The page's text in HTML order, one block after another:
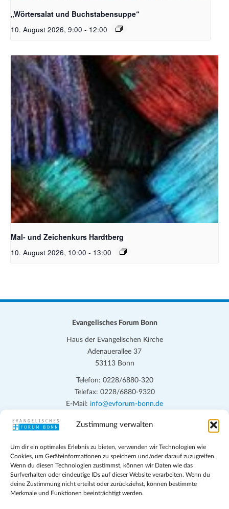
Zustimmung verwalten
Um dir ein optimales Erlebnis zu bieten, verwenden wir Technologien wie
Cookies, um Geräteinformationen zu speichern und/oder darauf zuzugreifen.
Wenn du diesen Technologien zustimmst, können wir Daten wie das
Surfverhalten oder eindeutige IDs auf dieser Website verarbeiten. Wenn du
deine Zustimmung nicht erteilst oder zurückziehst, können bestimmte
Merkmale und Funktionen beeinträchtigt werden.
„Wörtersalat und Buchstabensuppe“
10. August 2026, 9:00 - 12:00
Unsplash_RhondaK Native Florida Folk Artist
Mal- und Zeichenkurs Hardtberg
10. August 2026, 10:00 - 13:00
Evangelisches Forum Bonn
Haus der Evangelischen Kirche
Adenauerallee 37
53113 Bonn
Telefon: 0228/6880-320
Telefax: 0228/6880-9320
E-Mail: info@evforum-bonn.de
Das Evangelische Forum Bonn will in seinen zentralen
persönlichen, beruflichen, kirchlichen und öffentlichen Lebens
eingehen, zu offener Begegnung und ehrlicher Auseinandersetzung
anregen und mithelfen, aus der Verheißung des Evangeliums heraus
im individuellen und gesellschaftlichen Leben verantwortlich zu
denken, zu reden und zu handeln.